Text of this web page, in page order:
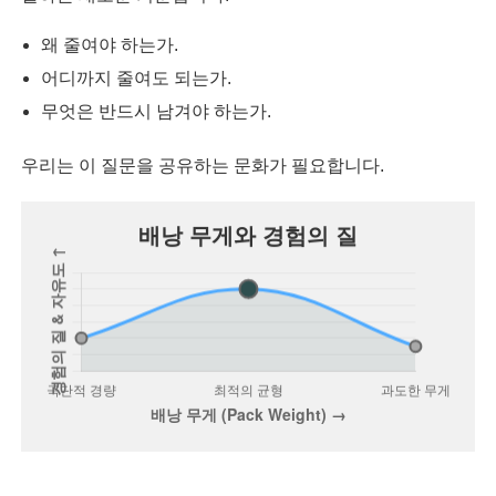
왜 줄여야 하는가.
어디까지 줄여도 되는가.
무엇은 반드시 남겨야 하는가.
우리는 이 질문을 공유하는 문화가 필요합니다.